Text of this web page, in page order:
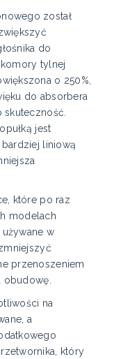
został
do
tylnej
o 250%,
do absorbera
skuteczność.
jest
liniową
które po raz
modelach
używane w
przenoszeniem
obudowę.
na
a
który